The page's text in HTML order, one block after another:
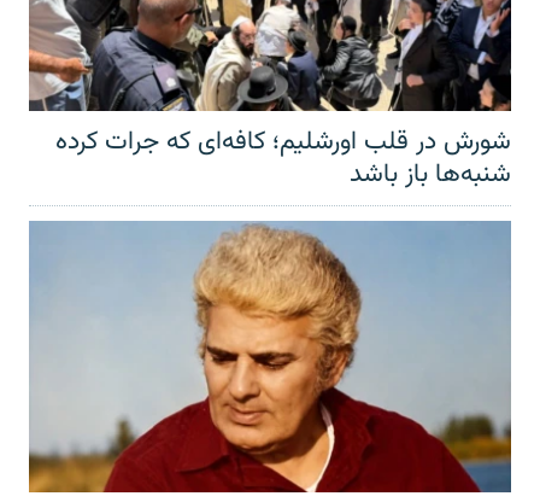
شورش در قلب اورشلیم؛ کافه‌ای که جرات کرده
شنبه‌ها باز باشد